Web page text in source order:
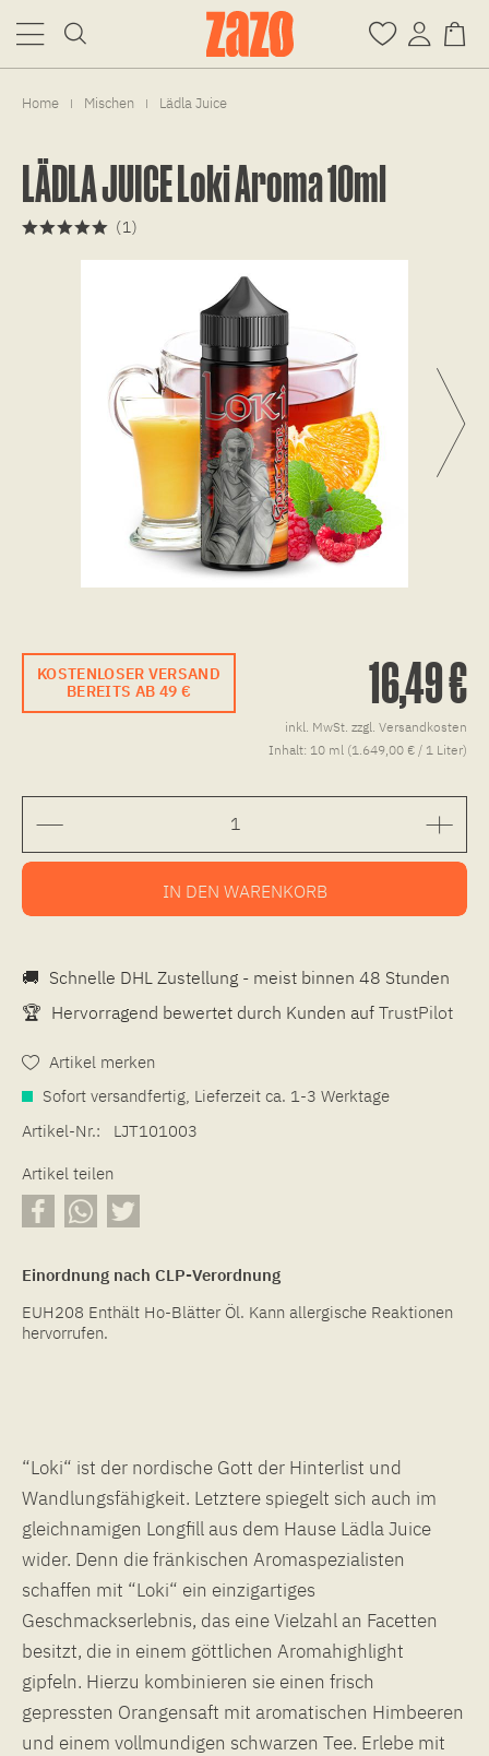
Home | Mischen | Lädla Juice
LÄDLA JUICE Loki Aroma 10ml
(1 )
KOSTENLOSER VERSAND
BEREITS AB 49 €
16,49 €
inkl. MwSt. zzgl. Versandkosten
Inhalt: 10 ml (1.649,00 € / 1 Liter)
IN DEN WARENKORB
🚚 Schnelle DHL Zustellung - meist binnen 48 Stunden
🏆 Hervorragend bewertet durch Kunden auf TrustPilot
Artikel merken
Sofort versandfertig, Lieferzeit ca. 1-3 Werktage
Artikel-Nr.:
LJT101003
Artikel teilen
Einordnung nach CLP-Verordnung
EUH208 Enthält Ho-Blätter Öl. Kann allergische Reaktionen
hervorrufen.
“Loki“ ist der nordische Gott der Hinterlist und
Wandlungsfähigkeit. Letztere spiegelt sich auch im
gleichnamigen Longfill aus dem Hause Lädla Juice
wider. Denn die fränkischen Aromaspezialisten
schaffen mit “Loki“ ein einzigartiges
Geschmackserlebnis, das eine Vielzahl an Facetten
besitzt, die in einem göttlichen Aromahighlight
gipfeln. Hierzu kombinieren sie einen frisch
gepressten Orangensaft mit aromatischen Himbeeren
und einem vollmundigen schwarzen Tee. Erlebe mit